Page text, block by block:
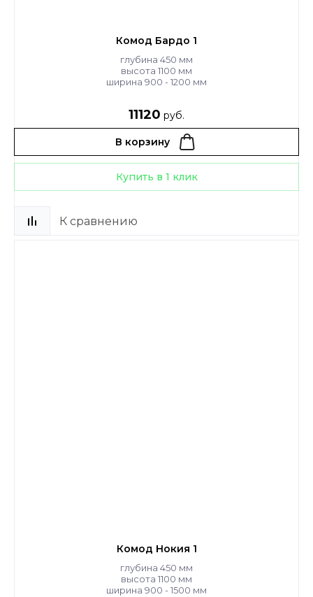
Комод Бардо 1
глубина 450 мм
высота 1100 мм
ширина 900 - 1200 мм
11120 руб.
В корзину
Купить в 1 клик
К сравнению
Комод Нокия 1
глубина 450 мм
высота 1100 мм
ширина 900 - 1500 мм